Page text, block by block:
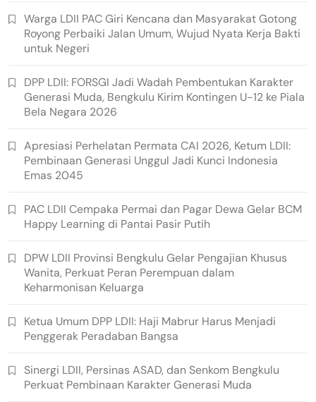
Warga LDII PAC Giri Kencana dan Masyarakat Gotong
Royong Perbaiki Jalan Umum, Wujud Nyata Kerja Bakti
untuk Negeri
DPP LDII: FORSGI Jadi Wadah Pembentukan Karakter
Generasi Muda, Bengkulu Kirim Kontingen U-12 ke Piala
Bela Negara 2026
Apresiasi Perhelatan Permata CAI 2026, Ketum LDII:
Pembinaan Generasi Unggul Jadi Kunci Indonesia
Emas 2045
PAC LDII Cempaka Permai dan Pagar Dewa Gelar BCM
Happy Learning di Pantai Pasir Putih
DPW LDII Provinsi Bengkulu Gelar Pengajian Khusus
Wanita, Perkuat Peran Perempuan dalam
Keharmonisan Keluarga
Ketua Umum DPP LDII: Haji Mabrur Harus Menjadi
Penggerak Peradaban Bangsa
Sinergi LDII, Persinas ASAD, dan Senkom Bengkulu
Perkuat Pembinaan Karakter Generasi Muda